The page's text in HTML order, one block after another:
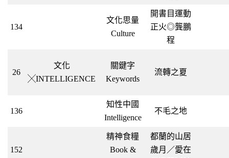
134
文化思量
Culture
開書目運動
正火◎龔鵬
程
26
文化
╳INTELLIGENCE
關鍵字
Keywords
流轉之夏
136
知性中國
Intelligence
不毛之地
152
精神食糧
Book &
都蘭的山居
歲月／愛在